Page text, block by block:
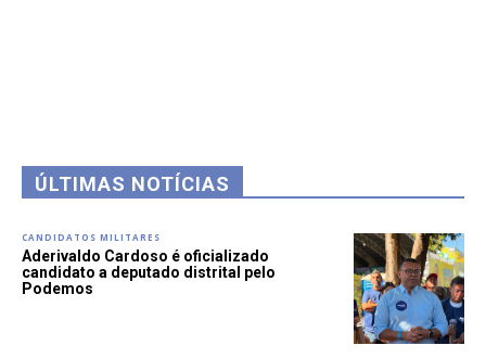
ÚLTIMAS NOTÍCIAS
CANDIDATOS MILITARES
Aderivaldo Cardoso é oficializado
candidato a deputado distrital pelo
Podemos